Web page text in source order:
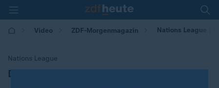
Video ZDF-Morgenmagazin Nations League |
Nations League
:DFB-Team: Wirtz zurück im Training